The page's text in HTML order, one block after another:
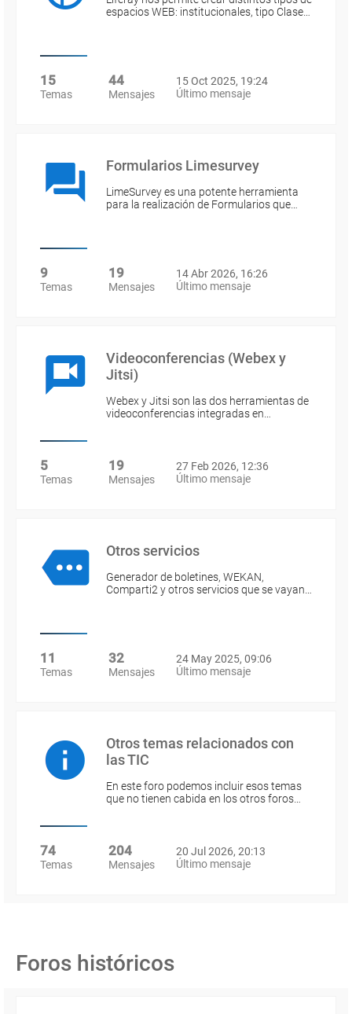
espacios WEB: institucionales, tipo Clase…
15
Temas
44
Mensajes
15 Oct 2025, 19:24
Último mensaje
Formularios Limesurvey
LimeSurvey es una potente herramienta
para la realización de Formularios que…
9
Temas
19
Mensajes
14 Abr 2026, 16:26
Último mensaje
Videoconferencias (Webex y
Jitsi)
Webex y Jitsi son las dos herramientas de
videoconferencias integradas en…
5
Temas
19
Mensajes
27 Feb 2026, 12:36
Último mensaje
Otros servicios
Generador de boletines, WEKAN,
Comparti2 y otros servicios que se vayan…
11
Temas
32
Mensajes
24 May 2025, 09:06
Último mensaje
Otros temas relacionados con
las TIC
En este foro podemos incluir esos temas
que no tienen cabida en los otros foros…
74
Temas
204
Mensajes
20 Jul 2026, 20:13
Último mensaje
Foros históricos